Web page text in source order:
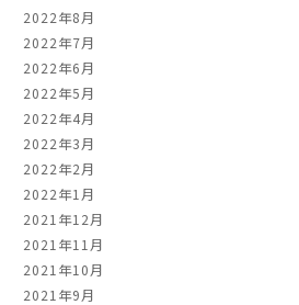
2022年8月
2022年7月
2022年6月
2022年5月
2022年4月
2022年3月
2022年2月
2022年1月
2021年12月
2021年11月
2021年10月
2021年9月